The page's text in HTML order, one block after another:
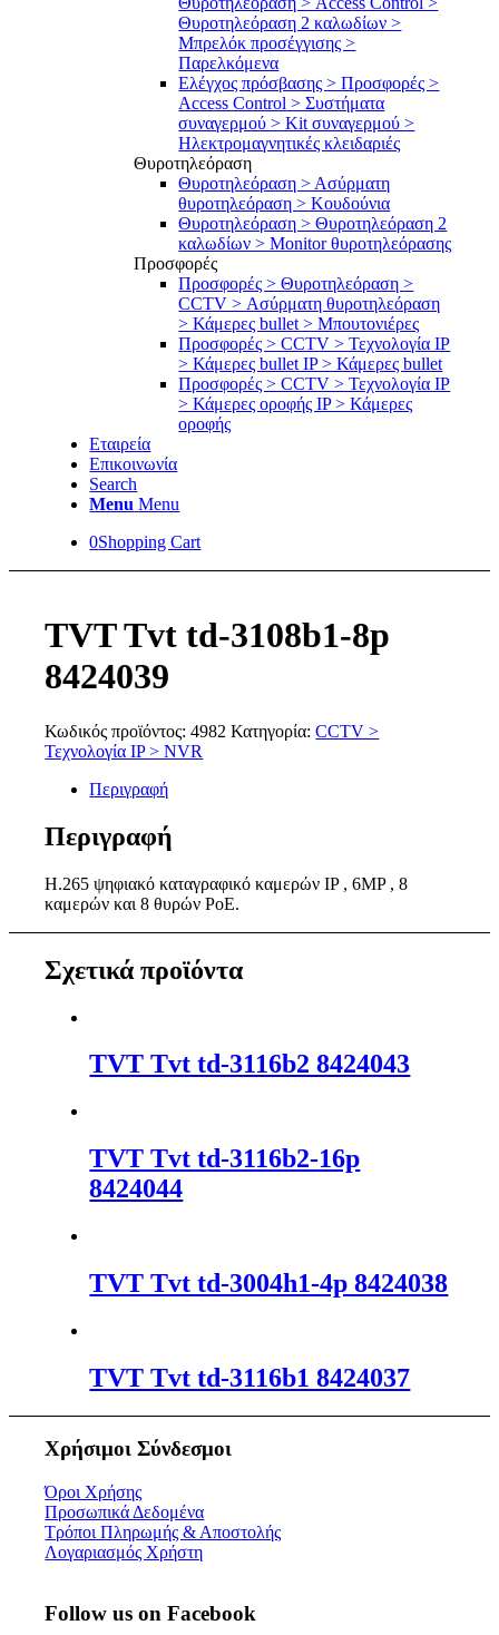
Θυροτηλεόραση 2 καλωδίων >
Μπρελόκ προσέγγισης >
Παρελκόμενα
Ελέγχος πρόσβασης > Προσφορές >
Access Control > Συστήματα
συναγερμού > Kit συναγερμού >
Ηλεκτρομαγνητικές κλειδαριές
Θυροτηλεόραση
Θυροτηλεόραση > Ασύρματη
θυροτηλεόραση > Κουδούνια
Θυροτηλεόραση > Θυροτηλεόραση 2
καλωδίων > Μonitor θυροτηλεόρασης
Προσφορές
Προσφορές > Θυροτηλεόραση >
CCTV > Ασύρματη θυροτηλεόραση
> Κάμερες bullet > Μπουτονιέρες
Προσφορές > CCTV > Τεχνολογία IP
> Κάμερες bullet IP > Κάμερες bullet
Προσφορές > CCTV > Τεχνολογία IP
> Κάμερες οροφής IP > Κάμερες
οροφής
Εταιρεία
Επικοινωνία
Search
Menu Menu
0Shopping Cart
TVT Tvt td-3108b1-8p
8424039
Κωδικός προϊόντος:4982 Κατηγορία:CCTV >
Τεχνολογία IP > NVR
Περιγραφή
Περιγραφή
H.265 ψηφιακό καταγραφικό καμερών IP , 6MP , 8
καμερών και 8 θυρών PoE.
Σχετικά προϊόντα
TVT Tvt td-3116b2 8424043
TVT Tvt td-3116b2-16p
8424044
TVT Tvt td-3004h1-4p 8424038
TVT Tvt td-3116b1 8424037
Χρήσιμοι Σύνδεσμοι
Όροι Χρήσης
Προσωπικά Δεδομένα
Τρόποι Πληρωμής & Αποστολής
Λογαριασμός Χρήστη
Follow us on Facebook